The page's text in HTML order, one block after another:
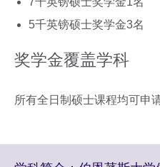
5千英镑硕士奖学金3名
奖学金覆盖学科
所有全日制硕士课程均可申